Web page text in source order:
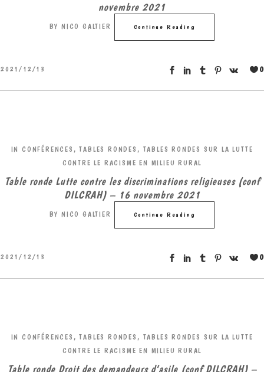
novembre 2021
BY NICO GALTIER Continue Reading
2021/12/13 0
IN CONFÉRENCES, TABLES RONDES , TABLES RONDES SUR LA LUTTE
CONTRE LE RACISME EN MILIEU RURAL
Table ronde Lutte contre les discriminations religieuses (conf
DILCRAH) – 16 novembre 2021
BY NICO GALTIER Continue Reading
2021/12/13 0
IN CONFÉRENCES, TABLES RONDES , TABLES RONDES SUR LA LUTTE
CONTRE LE RACISME EN MILIEU RURAL
Table ronde Droit des demandeurs d’asile (conf DILCRAH) –